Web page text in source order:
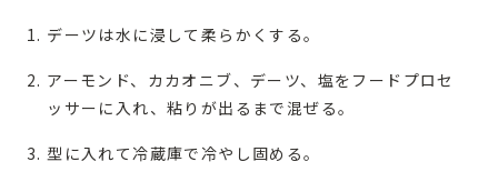
デーツは水に浸して柔らかくする。
アーモンド、カカオニブ、デーツ、塩をフードプロセ
ッサーに入れ、粘りが出るまで混ぜる。
型に入れて冷蔵庫で冷やし固める。